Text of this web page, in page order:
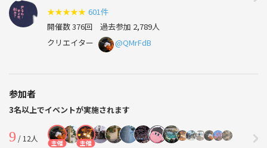
★★★★★ 601件
開催数 376回 過去参加 2,789人
クリエイター
@QMrFdB
参加者
3名以上でイベントが実施されます
9 / 12人 主催 主催